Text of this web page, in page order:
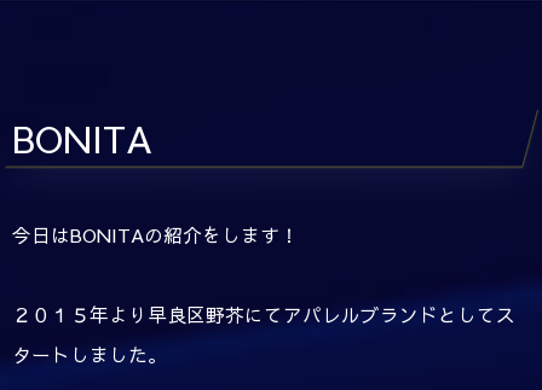
BONITA
今日はBONITAの紹介をします！
２０１５年より早良区野芥にてアパレルブランドとしてス
タートしました。